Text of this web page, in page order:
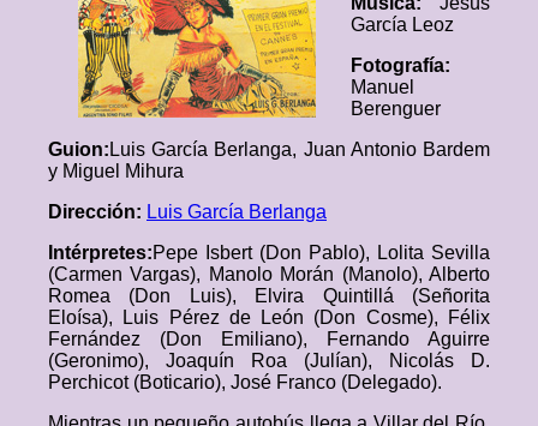
García Leoz
Fotografía:
Manuel
Berenguer
Guion: Luis García Berlanga, Juan Antonio Bardem
y Miguel Mihura
Dirección: Luis García Berlanga
Intérpretes:Pepe Isbert (Don Pablo), Lolita Sevilla
(Carmen Vargas), Manolo Morán (Manolo), Alberto
Romea (Don Luis), Elvira Quintillá (Señorita
Eloísa), Luis Pérez de León (Don Cosme), Félix
Fernández (Don Emiliano), Fernando Aguirre
(Geronimo), Joaquín Roa (Julían), Nicolás D.
Perchicot (Boticario), José Franco (Delegado).